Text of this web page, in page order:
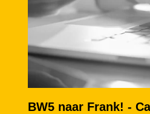
BW5 naar Frank! -